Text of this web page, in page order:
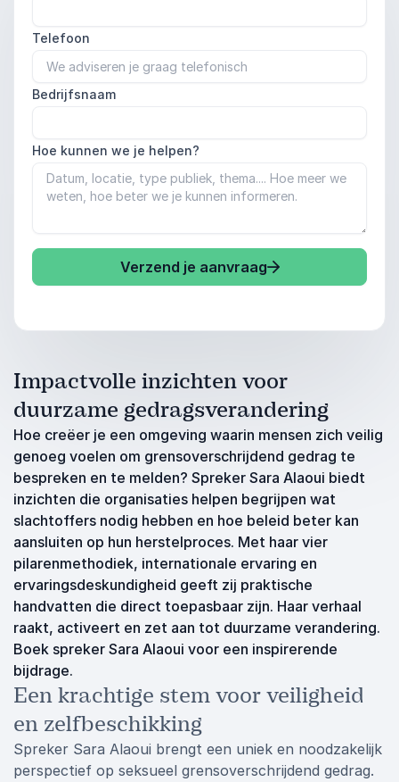
Telefoon
Bedrijfsnaam
Hoe kunnen we je helpen?
Verzend je aanvraag
Impactvolle inzichten voor
duurzame gedragsverandering
Hoe creëer je een omgeving waarin mensen zich veilig
genoeg voelen om grensoverschrijdend gedrag te
bespreken en te melden? Spreker Sara Alaoui biedt
inzichten die organisaties helpen begrijpen wat
slachtoffers nodig hebben en hoe beleid beter kan
aansluiten op hun herstelproces. Met haar vier
pilarenmethodiek, internationale ervaring en
ervaringsdeskundigheid geeft zij praktische
handvatten die direct toepasbaar zijn. Haar verhaal
raakt, activeert en zet aan tot duurzame verandering.
Boek spreker Sara Alaoui voor een inspirerende
bijdrage.
Een krachtige stem voor veiligheid
en zelfbeschikking
Spreker Sara Alaoui brengt een uniek en noodzakelijk
perspectief op seksueel grensoverschrijdend gedrag.